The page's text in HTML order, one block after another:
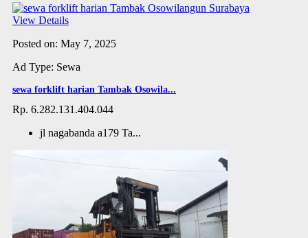
View Details
Posted on: May 7, 2025
Ad Type: Sewa
sewa forklift harian Tambak Osowila...
Rp. 6.282.131.404.044
jl nagabanda a179 Ta...